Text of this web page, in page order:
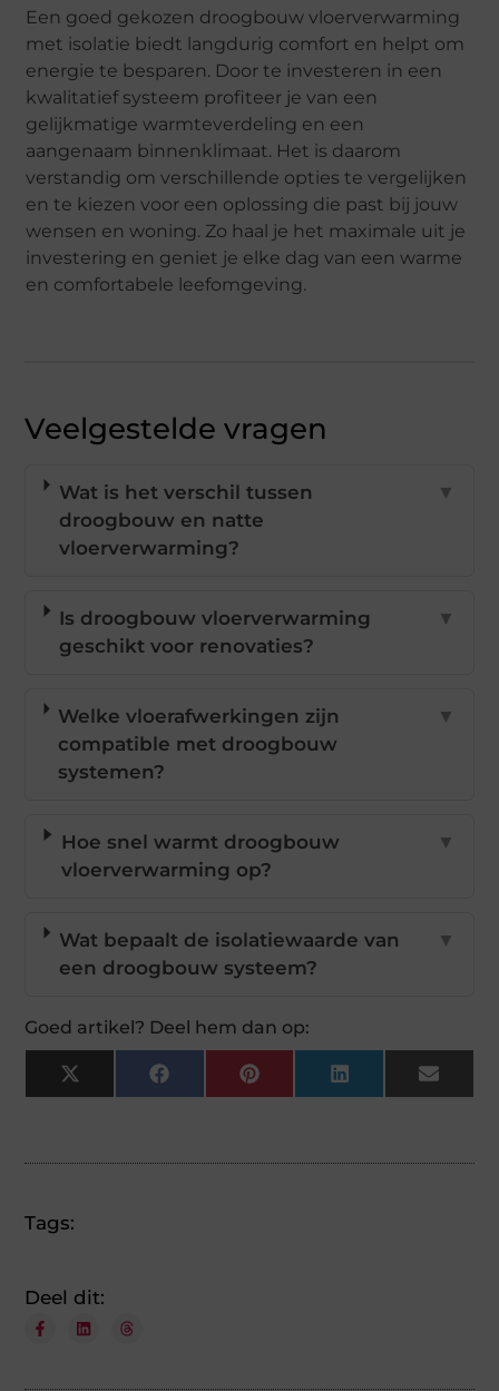
Een goed gekozen droogbouw vloerverwarming
met isolatie biedt langdurig comfort en helpt om
energie te besparen. Door te investeren in een
kwalitatief systeem profiteer je van een
gelijkmatige warmteverdeling en een
aangenaam binnenklimaat. Het is daarom
verstandig om verschillende opties te vergelijken
en te kiezen voor een oplossing die past bij jouw
wensen en woning. Zo haal je het maximale uit je
investering en geniet je elke dag van een warme
en comfortabele leefomgeving.
Veelgestelde vragen
Wat is het verschil tussen
droogbouw en natte
vloerverwarming?
▼
Is droogbouw vloerverwarming
geschikt voor renovaties?
▼
Welke vloerafwerkingen zijn
compatible met droogbouw
systemen?
▼
Hoe snel warmt droogbouw
vloerverwarming op?
▼
Wat bepaalt de isolatiewaarde van
een droogbouw systeem?
▼
Goed artikel? Deel hem dan op:
X
(Twitter)
FacebookPinterestLinkedInEmail
Tags:
Deel dit: